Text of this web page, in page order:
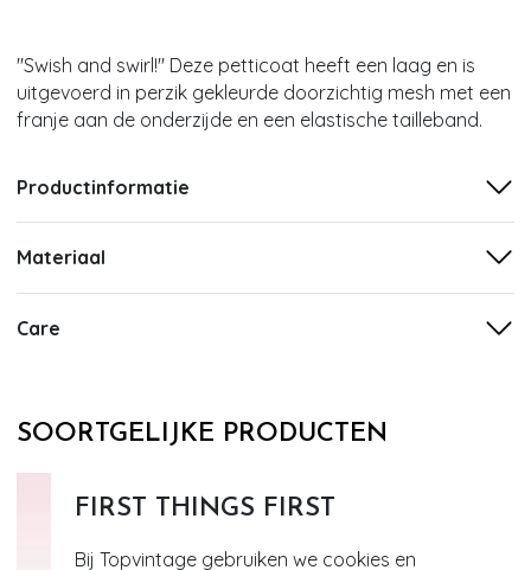
FIRST THINGS FIRST
Bij Topvintage gebruiken we cookies en
''Swish and swirl!'' Deze petticoat heeft een laag en is
uitgevoerd in perzik gekleurde doorzichtig mesh met een
franje aan de onderzijde en een elastische tailleband.
Productinformatie
Materiaal
Care
SOORTGELIJKE PRODUCTEN